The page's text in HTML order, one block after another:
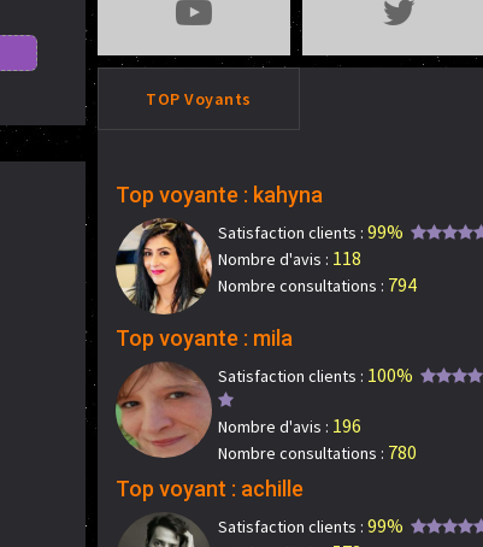
TOP Voyants
Top voyante : kahyna
Satisfaction clients : 99%
Nombre d'avis : 118
Nombre consultations : 794
Top voyante : mila
Satisfaction clients : 100%
Nombre d'avis : 196
Nombre consultations : 780
Top voyant : achille
Satisfaction clients : 99%